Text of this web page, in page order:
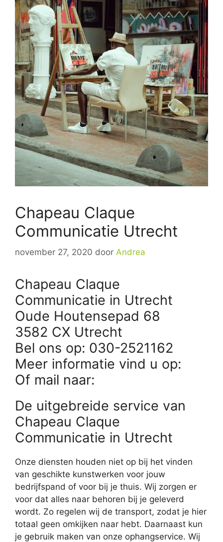
Chapeau Claque
Communicatie Utrecht
november 27, 2020 door Andrea
Chapeau Claque
Communicatie in Utrecht
Oude Houtensepad 68
3582 CX Utrecht
Bel ons op: 030-2521162
Meer informatie vind u op:
Of mail naar:
De uitgebreide service van
Chapeau Claque
Communicatie in Utrecht
Onze diensten houden niet op bij het vinden
van geschikte kunstwerken voor jouw
bedrijfspand of voor bij je thuis. Wij zorgen er
voor dat alles naar behoren bij je geleverd
wordt. Zo regelen wij de transport, zodat je hier
totaal geen omkijken naar hebt. Daarnaast kun
je gebruik maken van onze ophangservice. Wij